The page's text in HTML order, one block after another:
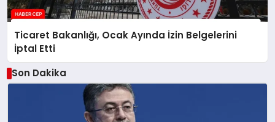
Ticaret Bakanlığı, Ocak Ayında İzin Belgelerini
İptal Etti
Son Dakika